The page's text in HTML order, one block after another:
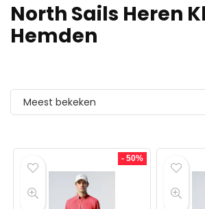
North Sails Heren
Hemden
Meest bekeken
- 50%